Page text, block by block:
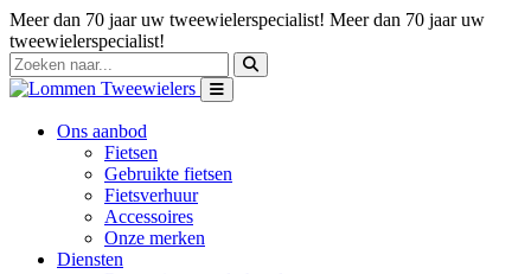
Meer dan 70 jaar uw tweewielerspecialist! Meer dan 70 jaar uw
tweewielerspecialist!
Ons aanbod
Fietsen
Gebruikte fietsen
Fietsverhuur
Accessoires
Onze merken
Diensten